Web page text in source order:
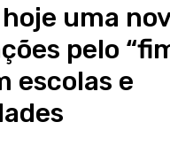
uma
pelo
escolas e